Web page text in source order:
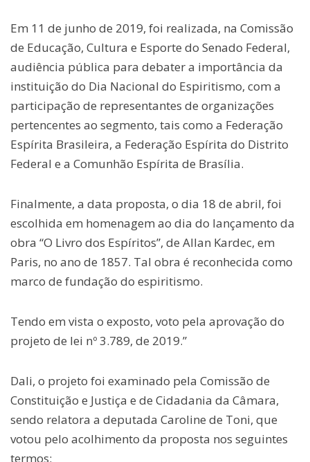
Em 11 de junho de 2019, foi realizada, na Comissão
de Educação, Cultura e Esporte do Senado Federal,
audiência pública para debater a importância da
instituição do Dia Nacional do Espiritismo, com a
participação de representantes de organizações
pertencentes ao segmento, tais como a Federação
Espírita Brasileira, a Federação Espírita do Distrito
Federal e a Comunhão Espírita de Brasília.
Finalmente, a data proposta, o dia 18 de abril, foi
escolhida em homenagem ao dia do lançamento da
obra “O Livro dos Espíritos”, de Allan Kardec, em
Paris, no ano de 1857. Tal obra é reconhecida como
marco de fundação do espiritismo.
Tendo em vista o exposto, voto pela aprovação do
projeto de lei nº 3.789, de 2019.”
Dali, o projeto foi examinado pela Comissão de
Constituição e Justiça e de Cidadania da Câmara,
sendo relatora a deputada Caroline de Toni, que
votou pelo acolhimento da proposta nos seguintes
termos: